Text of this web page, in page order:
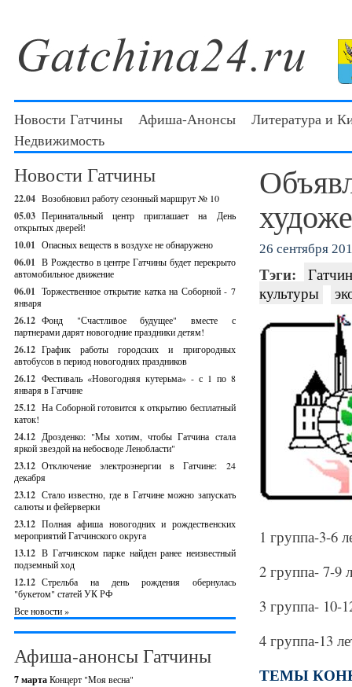
Новости Гатчины Афиша-Анонсы
Литература и
Недвижимость
Новости Гатчины
22.04 Возобновил работу сезонный маршрут № 10
05.03 Перинатальный центр приглашает на День
открытых дверей!
10.01 Опасных веществ в воздухе не обнаружено
06.01 В Рождество в центре Гатчины будет перекрыто
автомобильное движение
06.01 Торжественное открытие катка на Соборной - 7
января
26.12 Фонд "Счастливое будущее" вместе с
партнерами дарят новогодние праздники детям!
26.12 График работы городских и пригородных
автобусов в период новогодних праздников
26.12 Фестиваль «Новогодняя кутерьма» - с 1 по 8
января в Гатчине
25.12 На Соборной готовится к открытию бесплатный
каток!
24.12 Дрозденко: "Мы хотим, чтобы Гатчина стала
яркой звездой на небосводе Ленобласти"
23.12 Отключение электроэнергии в Гатчине: 24
декабря
23.12 Стало известно, где в Гатчине можно запускать
салюты и фейерверки
23.12 Полная афиша новогодних и рождественских
мероприятий Гатчинского округа
13.12 В Гатчинском парке найден ранее неизвестный
подземный ход
12.12 Стрельба на день рождения обернулась
"букетом" статей УК РФ
Все новости »
Афиша-анонсы Гатчины
7 мартаКонцерт "Моя весна"
26 сентября
Тэги:
культуры
1 группа-3-6
2 группа- 7-9
3 группа- 10-
4 группа-13
ТЕМЫ